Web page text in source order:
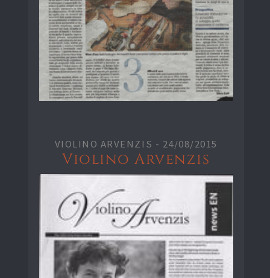
VIOLINO ARVENZIS - 24/08/2015
Violino Arvenzis